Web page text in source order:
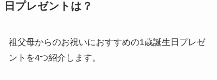
日プレゼントは？
祖父母からのお祝いにおすすめの1歳誕生日プレゼ
ントを4つ紹介します。